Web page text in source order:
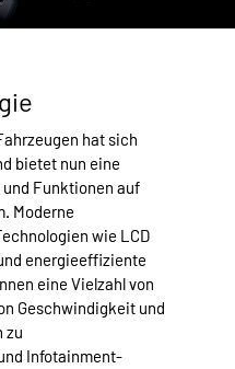
hat sich
bietet nun eine
Funktionen auf
Moderne
wie LCD
energieeffiziente
eine Vielzahl von
Geschwindigkeit und
zu
Infotainment-